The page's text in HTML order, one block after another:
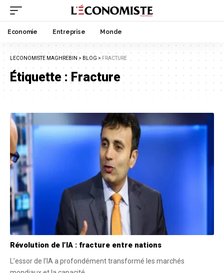
Economie Entreprise Monde
LECONOMISTE MAGHREBIN > BLOG > FRACTURE
Étiquette :Fracture
Révolution de l’IA : fracture entre nations
L’essor de l’IA a profondément transformé les marchés